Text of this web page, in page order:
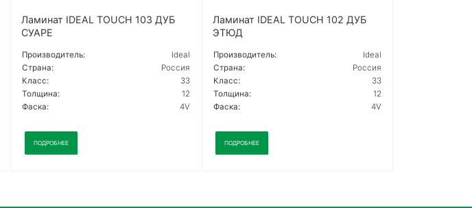
Ламинат IDEAL TOUCH 103 ДУБ
СУАРЕ
Производитель:
Ideal
Страна:
Россия
Класс:
33
Толщина:
12
Фаска:
4V
ПОДРОБНЕЕ
Ламинат IDEAL TOUCH 102 ДУБ
ЭТЮД
Производитель:
Ideal
Страна:
Россия
Класс:
33
Толщина:
12
Фаска:
4V
ПОДРОБНЕЕ